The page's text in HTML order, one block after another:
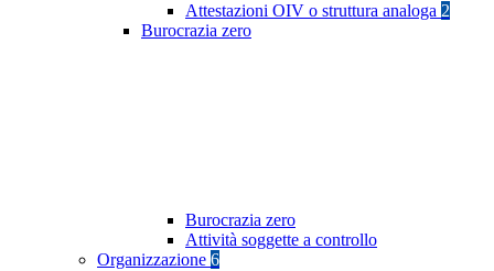
Attestazioni OIV o struttura analoga 2
Burocrazia zero
Burocrazia zero
Attività soggette a controllo
Organizzazione 6